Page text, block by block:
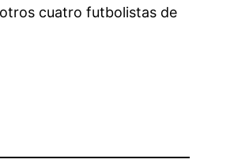
cuatro futbolistas de